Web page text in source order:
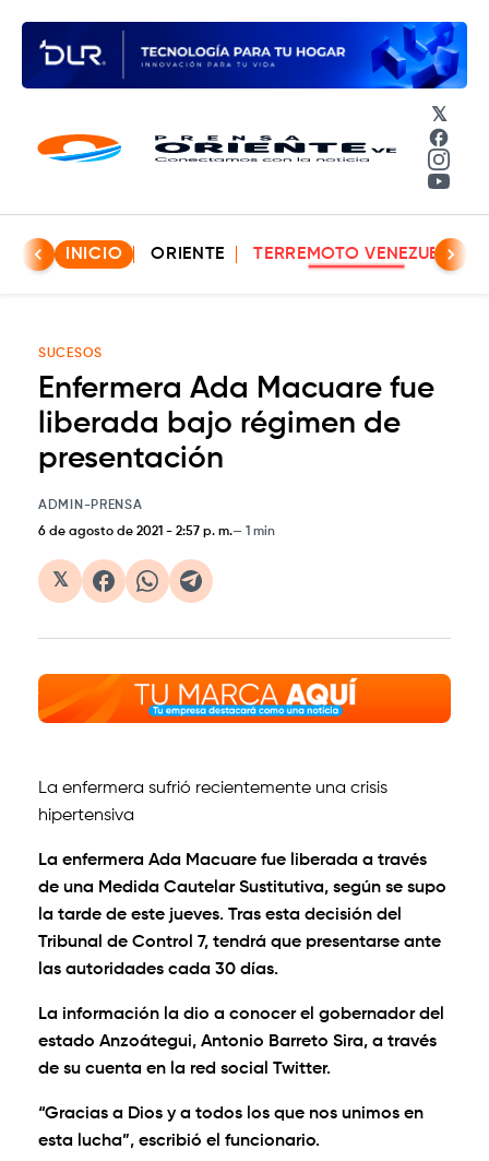
𝕏
INICIO ORIENTE TERREMOTO VENEZUELA
SUCESOS
Enfermera Ada Macuare fue
liberada bajo régimen de
presentación
ADMIN-PRENSA
6 de agosto de 2021 - 2:57 p. m. 1 min
𝕏
La enfermera sufrió recientemente una crisis
hipertensiva
La enfermera Ada Macuare fue liberada a través
de una Medida Cautelar Sustitutiva, según se supo
la tarde de este jueves. Tras esta decisión del
Tribunal de Control 7, tendrá que presentarse ante
las autoridades cada 30 días.
La información la dio a conocer el gobernador del
estado Anzoátegui, Antonio Barreto Sira, a través
de su cuenta en la red social Twitter.
“Gracias a Dios y a todos los que nos unimos en
esta lucha”, escribió el funcionario.